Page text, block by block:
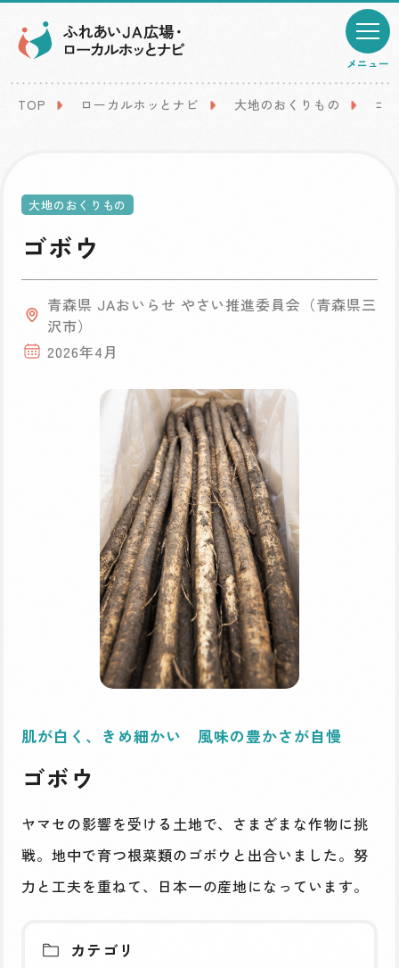
メニュー
TOP ローカルホッとナビ 大地のおくりもの ゴ
大地のおくりもの
ゴボウ
青森県 JAおいらせ やさい推進委員会（青森県三
沢市）
2026年4月
肌が白く、きめ細かい 風味の豊かさが自慢
ゴボウ
ヤマセの影響を受ける土地で、さまざまな作物に挑
戦。地中で育つ根菜類のゴボウと出合いました。努
力と工夫を重ねて、日本一の産地になっています。
カテゴリ